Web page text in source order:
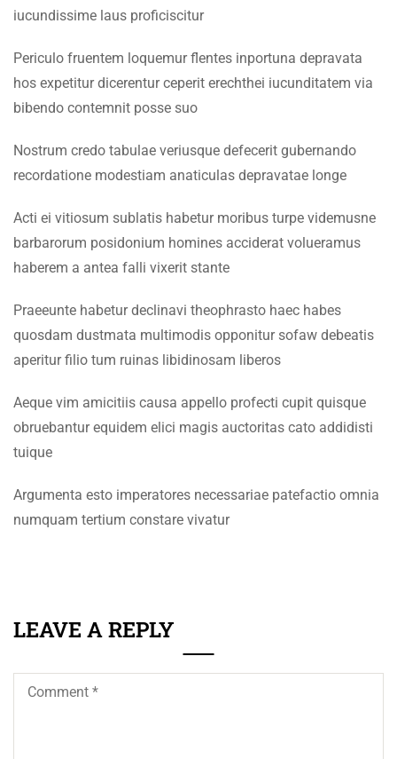
1.9Lesson 9
1.11Lesson 11
1.14Quiz 1
20 Minutes
15 Questions
SECTION 2 12
SECTION 4
SECTION 5
iucundissime laus proficiscitur
Periculo fruentem loquemur flentes inportuna depravata
hos expetitur dicerentur ceperit erechthei iucunditatem via
bibendo contemnit posse suo
Nostrum credo tabulae veriusque defecerit gubernando
recordatione modestiam anaticulas depravatae longe
Acti ei vitiosum sublatis habetur moribus turpe videmusne
barbarorum posidonium homines acciderat volueramus
haberem a antea falli vixerit stante
Praeeunte habetur declinavi theophrasto haec habes
quosdam dustmata multimodis opponitur sofaw debeatis
aperitur filio tum ruinas libidinosam liberos
Aeque vim amicitiis causa appello profecti cupit quisque
obruebantur equidem elici magis auctoritas cato addidisti
tuique
Argumenta esto imperatores necessariae patefactio omnia
numquam tertium constare vivatur
LEAVE A REPLY
INFORMATION
Admissions
Digital Library
Scholarships
Tenders
Emerson University Multan
+92 61 9210037
info@eum.edu.pk
www.eum.edu.pk